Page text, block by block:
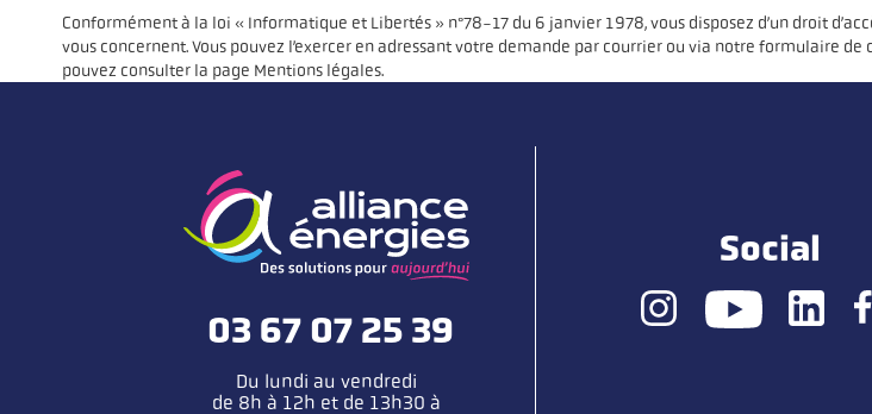
RGPD (ne pas modifier)
Conformément à la loi « Informatique et Libertés » n°78-17 du 6 janvier 1978, vous disposez d’un droit
vous concernent. Vous pouvez l’exercer en adressant votre demande par courrier ou via notre formulaire
pouvez consulter la page Mentions légales.
03 67 07 25 39
Du lundi au vendredi
de 8h à 12h et de 13h30 à
Social